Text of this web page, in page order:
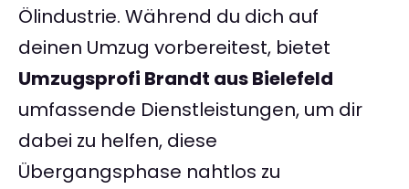
Ölindustrie. Während du dich auf
deinen Umzug vorbereitest, bietet
Umzugsprofi Brandt aus Bielefeld
umfassende Dienstleistungen, um dir
dabei zu helfen, diese
Übergangsphase nahtlos zu